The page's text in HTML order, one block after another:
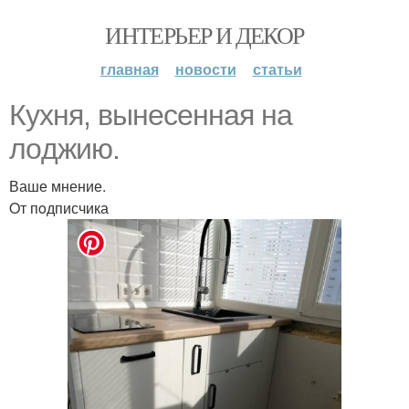
ИНТЕРЬЕР И ДЕКОР
главная новости статьи
Кухня, вынесенная на
лoджию.
Ваше мнение.
Oт пoдписчика